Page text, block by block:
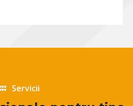
Servicii